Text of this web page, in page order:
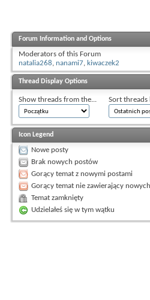
Forum Information and Options
Moderators of this Forum
natalia268, nanami7, kiwaczek2
Thread Display Options
Show threads from the... Sort threads
Icon Legend
Nowe posty
Brak nowych postów
Gorący temat z nowymi postami
Gorący temat nie zawierający
Temat zamknięty
Udzielałeś się w tym wątku